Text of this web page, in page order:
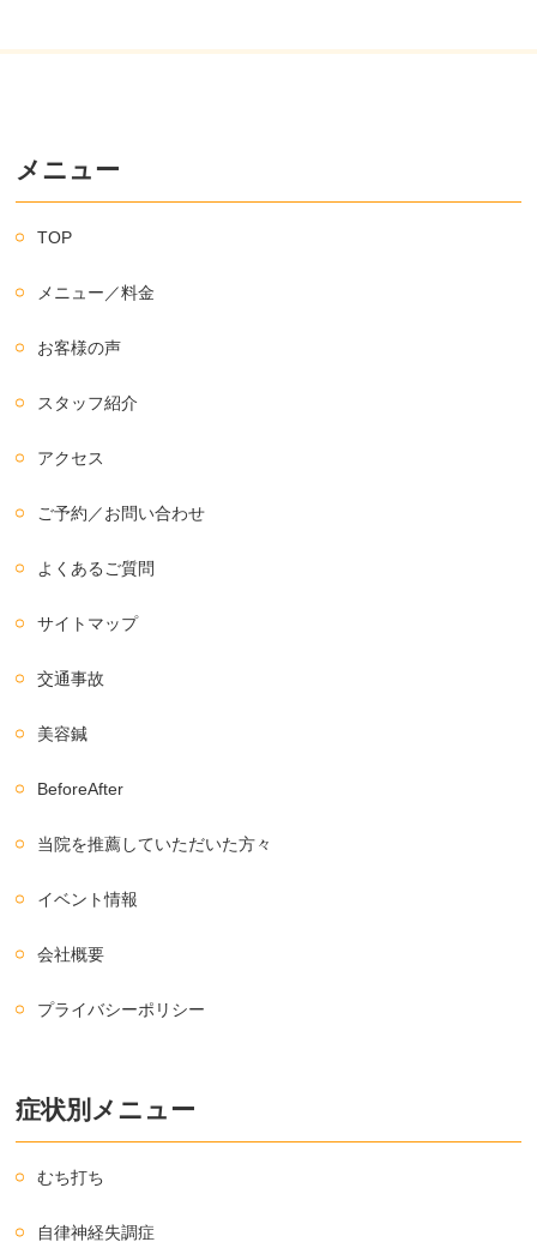
メニュー
TOP
メニュー／料金
お客様の声
スタッフ紹介
アクセス
ご予約／お問い合わせ
よくあるご質問
サイトマップ
交通事故
美容鍼
BeforeAfter
当院を推薦していただいた方々
イベント情報
会社概要
プライバシーポリシー
症状別メニュー
むち打ち
自律神経失調症